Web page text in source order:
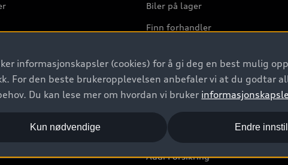
Biler på lager
Finn forhandler
Kontakt forhandler
Prislister
Leasing
Bilgarantier
Audi Forsikring
informasjonskapsler (cookies) for å gi deg en best mulig
For den beste brukeropplevelsen anbefaler vi at du godtar
Du kan lese mer om hvordan vi bruker
Kun nødvendige Endre